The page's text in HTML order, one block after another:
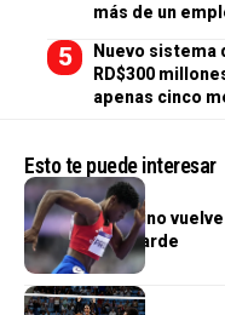
más de un
Nuevo sistema
RD$300
apenas cinco
Esto te puede interesar
DEPORTES
Marileidy Paulino
las 6:30 de la tarde
DEPORTES